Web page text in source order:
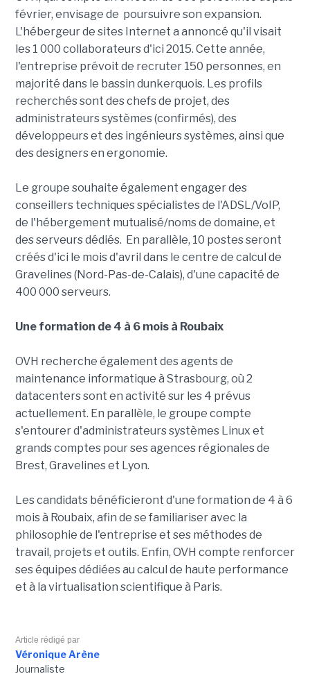
février, envisage de poursuivre son expansion.
L'hébergeur de sites Internet a annoncé qu'il visait
les 1 000 collaborateurs d'ici 2015. Cette année,
l'entreprise prévoit de recruter 150 personnes, en
majorité dans le bassin dunkerquois. Les profils
recherchés sont des chefs de projet, des
administrateurs systèmes (confirmés), des
développeurs et des ingénieurs systèmes, ainsi que
des designers en ergonomie.
Le groupe souhaite également engager des
conseillers techniques spécialistes de l'ADSL/VoIP,
de l'hébergement mutualisé/noms de domaine, et
des serveurs dédiés. En parallèle, 10 postes seront
créés d'ici le mois d'avril dans le centre de calcul de
Gravelines (Nord-Pas-de-Calais), d'une capacité de
400 000 serveurs.
Une formation de 4 à 6 mois à Roubaix
OVH recherche également des agents de
maintenance informatique à Strasbourg, où 2
datacenters sont en activité sur les 4 prévus
actuellement. En parallèle, le groupe compte
s'entourer d'administrateurs systèmes Linux et
grands comptes pour ses agences régionales de
Brest, Gravelines et Lyon.
Les candidats bénéficieront d'une formation de 4 à 6
mois à Roubaix, afin de se familiariser avec la
philosophie de l'entreprise et ses méthodes de
travail, projets et outils. Enfin, OVH compte renforcer
ses équipes dédiées au calcul de haute performance
et à la virtualisation scientifique à Paris.
Article rédigé par
Véronique Arène
Journaliste